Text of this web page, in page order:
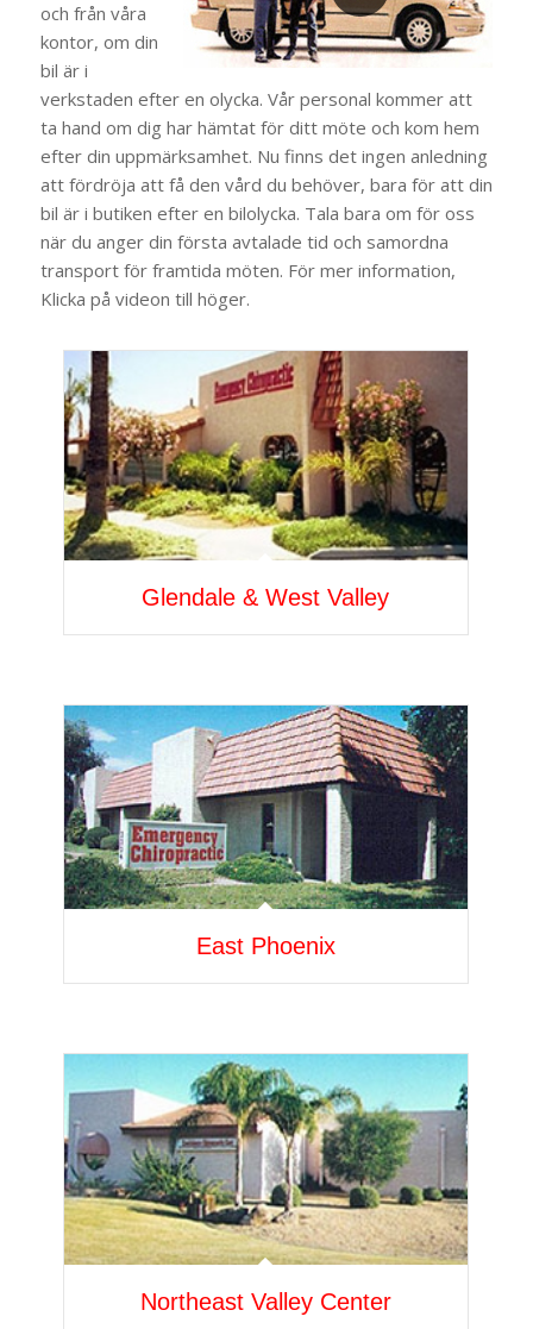
och från våra
kontor, om din
bil är i
verkstaden efter en olycka. Vår personal kommer att
ta hand om dig har hämtat för ditt möte och kom hem
efter din uppmärksamhet. Nu finns det ingen anledning
att fördröja att få den vård du behöver, bara för att din
bil är i butiken efter en bilolycka. Tala bara om för oss
när du anger din första avtalade tid och samordna
transport för framtida möten. För mer information,
Klicka på videon till höger.
Glendale & West Valley
East Phoenix
Northeast Valley Center